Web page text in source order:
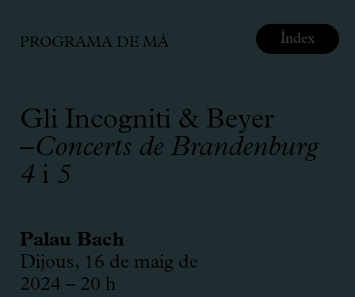
PROGRAMA DE MÀ
Gli Incogniti & Beyer
–Concerts de Brandenburg
4 i 5
Palau Bach
Dijous, 16 de maig de
2024 – 20 h
Índex